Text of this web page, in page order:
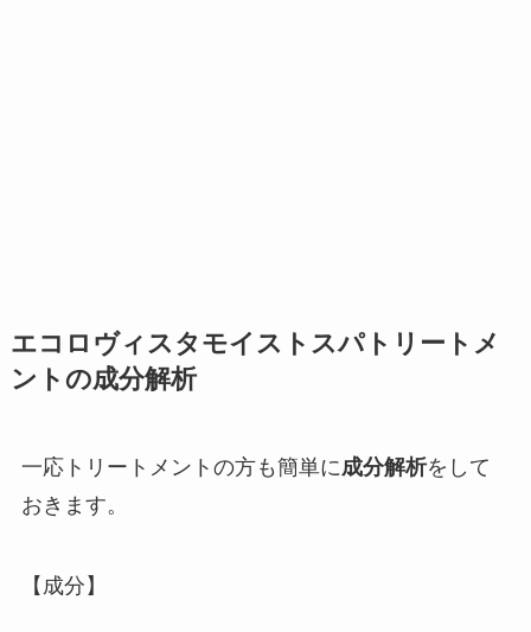
エコロヴィスタモイストスパトリートメ
ントの成分解析
一応トリートメントの方も簡単に成分解析をして
おきます。
【成分】